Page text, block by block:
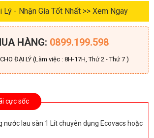
- Nhận Gía Tốt Nhất >> Xem Ngay
HÀNG: 0899.199.598
ĐẠI LÝ (Làm việc : 8H-17H, Thứ 2 - Thứ 7 )
cực sốc
nước lau sàn 1 Lít chuyên dụng Ecovacs hoặc